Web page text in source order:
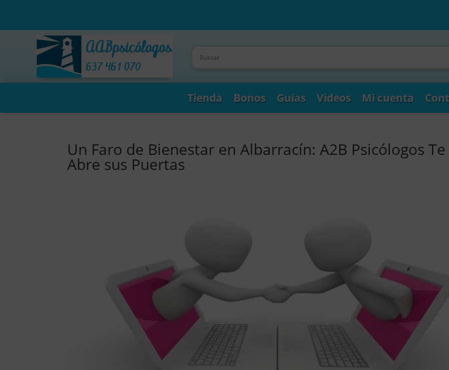
Tienda Bonos Guías Videos Mi cuenta
Un Faro de Bienestar en Albarracín: A2B Psicólogos Te
Abre sus Puertas